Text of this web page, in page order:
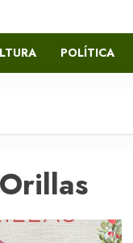
POLÍTICA